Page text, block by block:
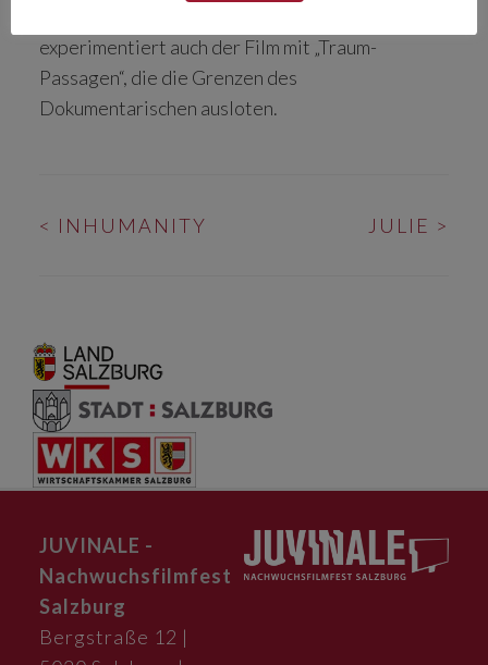
experimentiert auch der Film mit „Traum-
Passagen“, die die Grenzen des
Dokumentarischen ausloten.
< INHUMANITY JULIE >
JUVINALE -
Nachwuchsfilmfest
Salzburg
Bergstraße 12 |